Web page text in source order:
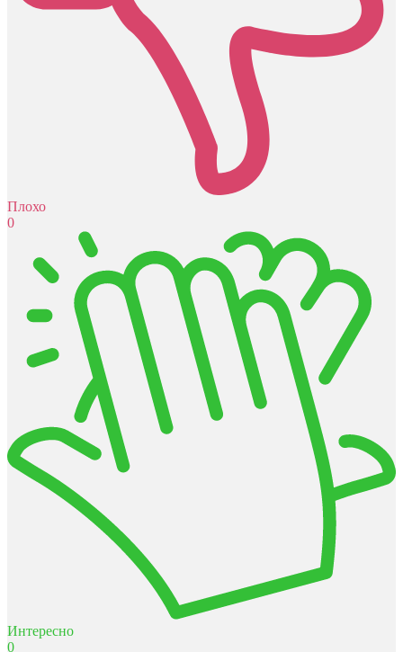
Плохо
0
Интересно
0